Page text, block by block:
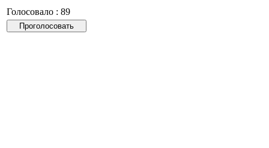
Голосовало : 89